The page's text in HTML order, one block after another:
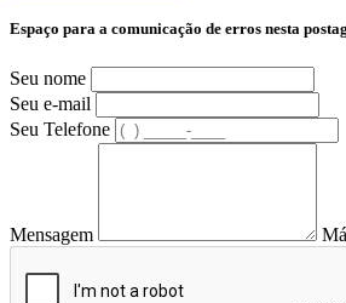
Espaço para a comunicação de erros nesta
Seu nome
Seu e-mail
Seu Telefone
Mensagem